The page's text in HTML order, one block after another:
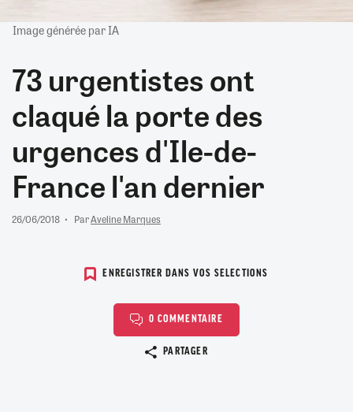
Image générée par IA
73 urgentistes ont
claqué la porte des
urgences d'Ile-de-
France l'an dernier
26/06/2018 ParAveline Marques
ENREGISTRER DANS VOS SELECTIONS
0 COMMENTAIRE
PARTAGER